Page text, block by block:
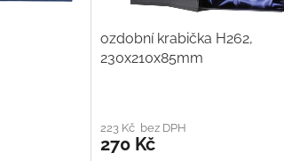
ozdobní krabička H262,
230x210x85mm
223 Kč bez DPH
270 Kč